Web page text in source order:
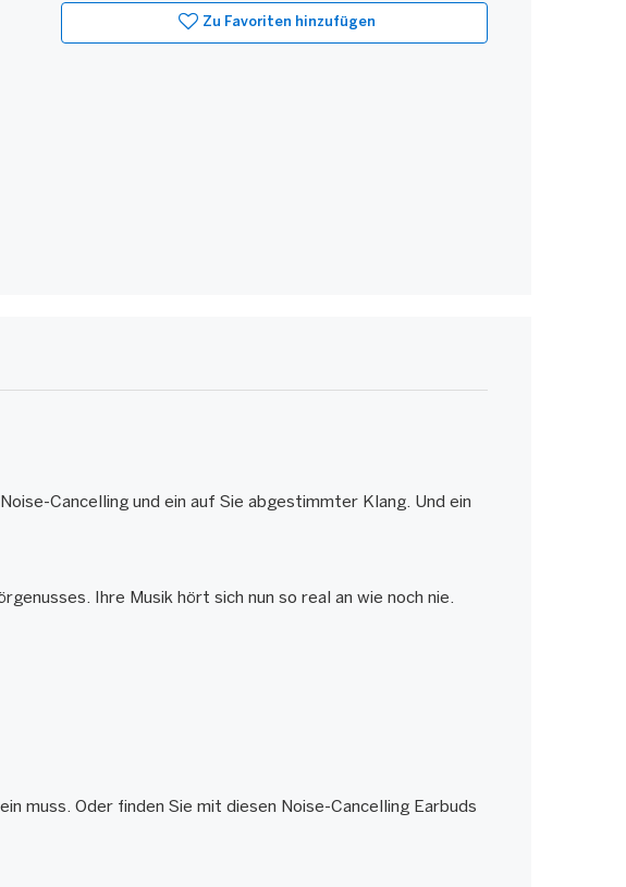
Zu Favoriten hinzufügen
Cancelling und ein auf Sie abgestimmter Klang. Und ein
Ihre Musik hört sich nun so real an wie noch nie.
muss. Oder finden Sie mit diesen Noise-Cancelling Earbuds